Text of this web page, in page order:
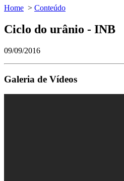
Home > Conteúdo
Ciclo do urânio - INB
09/09/2016
Galeria de Vídeos